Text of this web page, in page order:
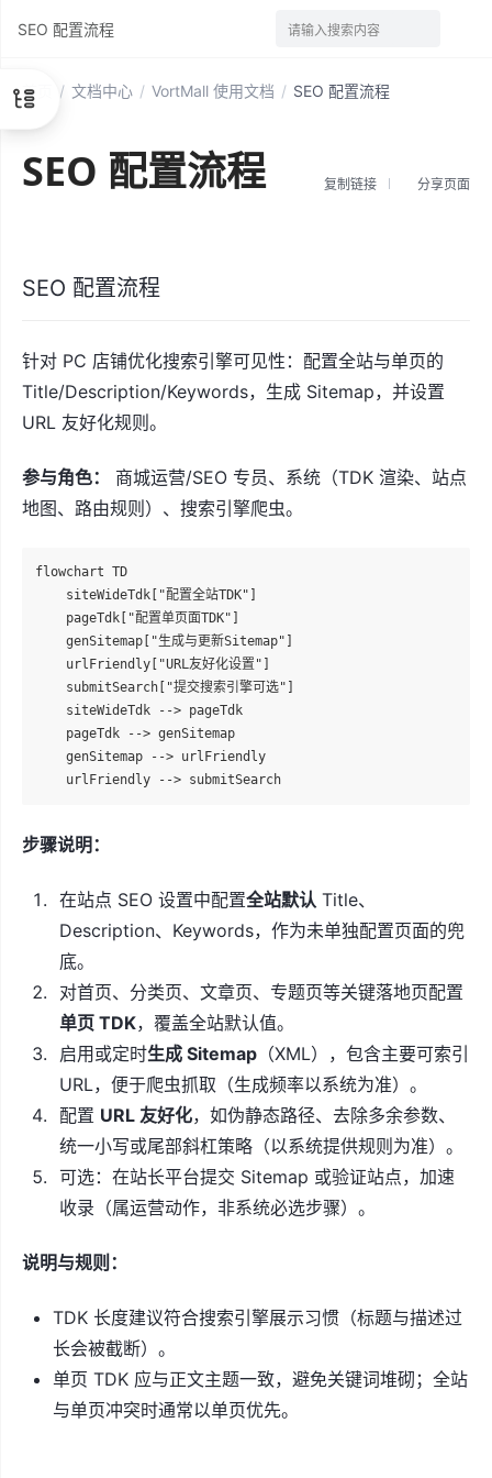
首页 / 文档中心 / VortMall 使用文档 / SEO 配置流程
SEO 配置流程 复制链接 分享页面
SEO 配置流程
针对 PC 店铺优化搜索引擎可见性：配置全站与单页的
Title/Description/Keywords，生成 Sitemap，并设置
URL 友好化规则。
参与角色：
商城运营/SEO 专员、系统（TDK 渲染、站点
地图、路由规则）、搜索引擎爬虫。
flowchart TD
    siteWideTdk["配置全站TDK"]
    pageTdk["配置单页面TDK"]
    genSitemap["生成与更新Sitemap"]
    urlFriendly["URL友好化设置"]
    submitSearch["提交搜索引擎可选"]
    siteWideTdk --> pageTdk
    pageTdk --> genSitemap
    genSitemap --> urlFriendly
步骤说明：
在站点 SEO 设置中配置全站默认 Title、
Description、Keywords，作为未单独配置页面的兜
底。
对首页、分类页、文章页、专题页等关键落地页配置
单页 TDK，覆盖全站默认值。
启用或定时生成 Sitemap （XML），包含主要可索引
URL，便于爬虫抓取（生成频率以系统为准）。
配置 URL 友好化，如伪静态路径、去除多余参数、
统一小写或尾部斜杠策略（以系统提供规则为准）。
可选：在站长平台提交 Sitemap 或验证站点，加速
收录（属运营动作，非系统必选步骤）。
说明与规则：
TDK 长度建议符合搜索引擎展示习惯（标题与描述过
长会被截断）。
单页 TDK 应与正文主题一致，避免关键词堆砌；全站
与单页冲突时通常以单页优先。
SEO 配置流程 请输入搜索内容